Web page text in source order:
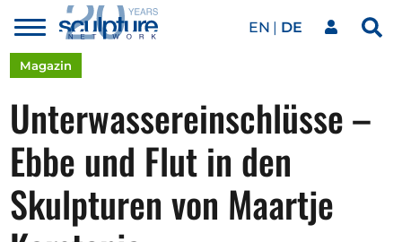
Skip to main content
Toggle
menu
EN DE
Unser Netzwerk
Kunstwerke
Unsere Events
Magazin
Unterwassereinschlüsse –
Ebbe und Flut in den
Skulpturen von Maartje